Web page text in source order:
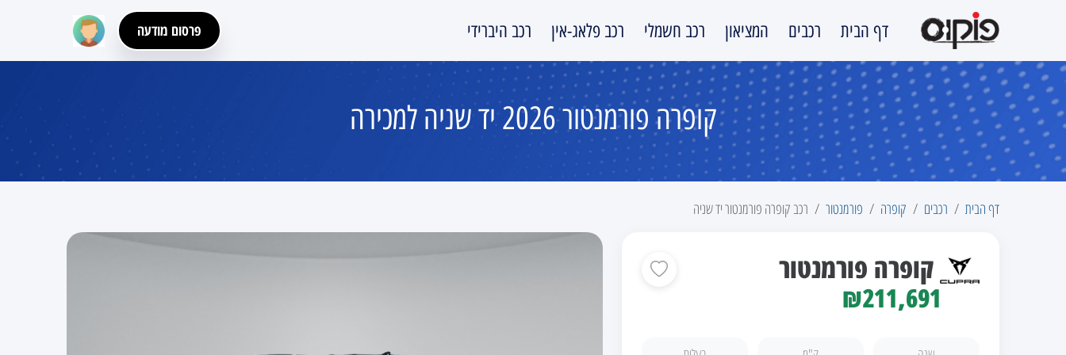
דף הבית רכבים המציאון רכב חשמלי רכב פלאג-אין רכב היברידי פרסום מודעה
קופרה פורמנטור 2026 יד שניה למכירה
דף הבית רכבים קופרה פורמנטור רכב קופרה פורמנטור יד שניה
קופרה פורמנטור
₪211,691